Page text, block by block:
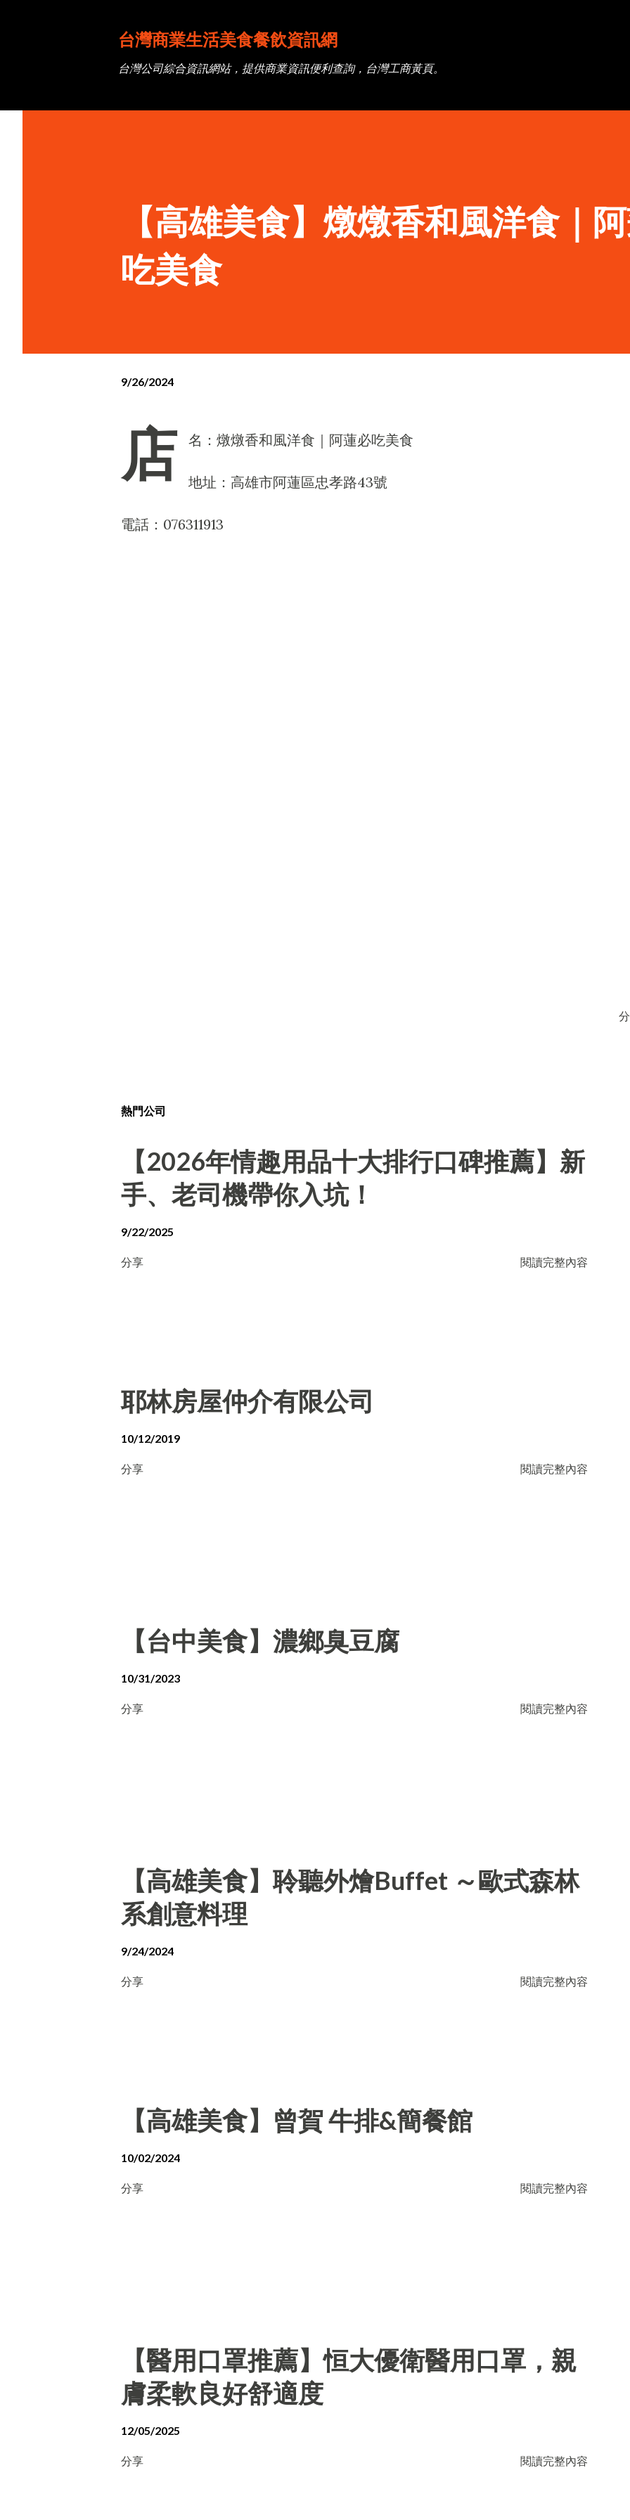
台灣商業生活美食餐飲資訊網
台灣公司綜合資訊網站，提供商業資訊便利查詢，台灣工商黃頁。
【高雄美食】燉燉香和風洋食｜
吃美食
9/26/2024
店 名：燉燉香和風洋食｜阿蓮必吃美食
地址：高雄市阿蓮區忠孝路43號
電話：076311913
熱門公司
【2026年情趣用品十大排行口碑推薦】新
手、老司機帶你入坑！
9/22/2025
分享 閱讀完整內容
耶林房屋仲介有限公司
10/12/2019
分享 閱讀完整內容
【台中美食】濃鄉臭豆腐
10/31/2023
分享 閱讀完整內容
【高雄美食】聆聽外燴Buffet ～歐式森林
系創意料理
9/24/2024
分享 閱讀完整內容
【高雄美食】曾賀 牛排&簡餐館
10/02/2024
分享 閱讀完整內容
【醫用口罩推薦】恒大優衛醫用口罩，親
膚柔軟良好舒適度
12/05/2025
分享 閱讀完整內容